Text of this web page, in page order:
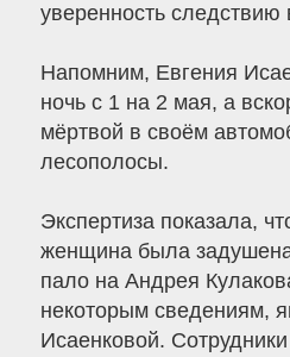
уверенность следствию
Напомним, Евгения
ночь с 1 на 2 мая, а
мёртвой в своём
лесополосы.
Экспертиза показала,
женщина была
пало на Андрея
некоторым сведениям,
Исаенковой.